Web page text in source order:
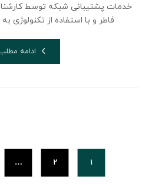
خدمات پشتیبانی شبکه توسط
فاطر و با استفاده از تکنولوژی
ادامه
1
2
…